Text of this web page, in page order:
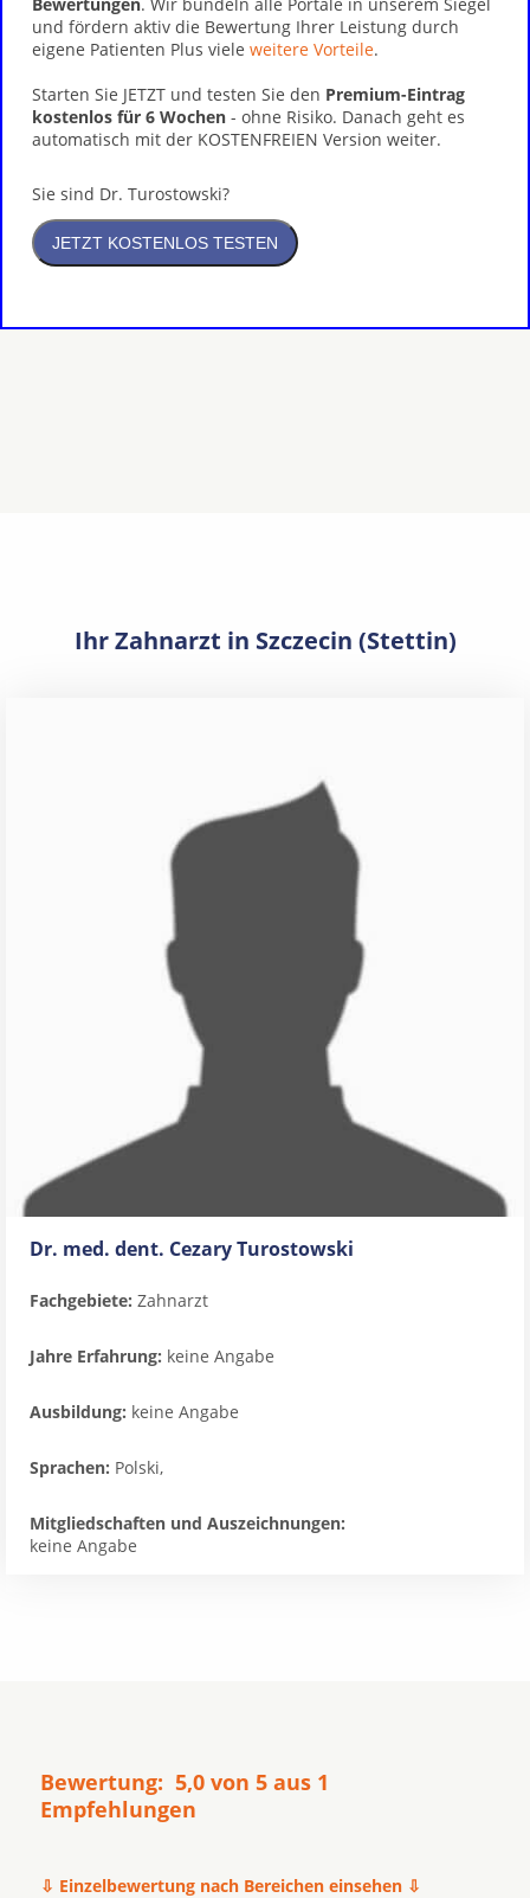
und fördern aktiv die Bewertung Ihrer Leistung durch
eigene Patienten Plus viele weitere Vorteile.
Starten Sie JETZT und testen Sie den Premium-Eintrag
kostenlos für 6 Wochen - ohne Risiko. Danach geht es
automatisch mit der KOSTENFREIEN Version weiter.
Sie sind Dr. Turostowski?
Ihr Zahnarzt in Szczecin (Stettin)
Dr. med. dent. Cezary Turostowski
Fachgebiete: Zahnarzt
Jahre Erfahrung: keine Angabe
Ausbildung: keine Angabe
Sprachen: Polski,
Mitgliedschaften und Auszeichnungen:
keine Angabe
Bewertung: 5,0 von 5 aus 1
Empfehlungen
⇩ Einzelbewertung nach Bereichen einsehen ⇩